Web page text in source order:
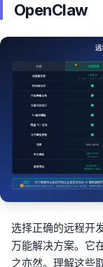
OpenClaw
选择正确的远程开
万能解决方案。它
之亦然。理解这些